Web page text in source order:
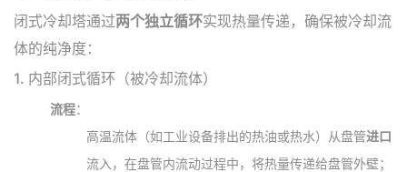
闭式冷却塔通过两个独立循环实现热量传递，确保被冷却流
体的纯净度：
1. 内部闭式循环（被冷却流体）
流程：
高温流体（如工业设备排出的热油或热水）从盘管进口
流入，在盘管内流动过程中，将热量传递给盘管外壁；